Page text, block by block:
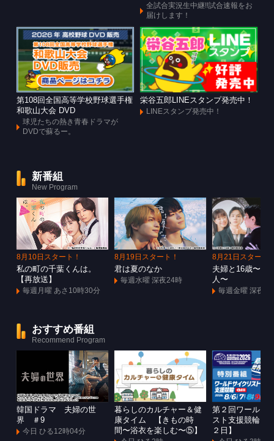
全試合実況生中継!!試合速報をお
届けします！
第108回全国高等学校野球選手権
和歌山大会 DVD
球児たちの熱き青春ドラマが
DVDで蘇るー。
栄谷五郎LINEスタンプ発売中！
LINEスタンプ発売中！
新番組
New Program
8月10日スタート！
私の町の千葉くんは。
【再放送】
毎週月曜 あさ10時30分
8月19日スタート！
君は夏のなか
毎週水曜 深夜24時
8月21日スタート
夫婦と16歳〜狂
人〜
毎週金曜 深夜1
おすすめ番組
Recommend Program
韓国ドラマ 夫婦の世
界 ＃9
今日 ひる12時04分
暮らしのカルチャー＆健
康タイム 【きもの時
間〜浴衣を楽しむ〜⑤】
第２回ワールド
スト支援競輪
２日】